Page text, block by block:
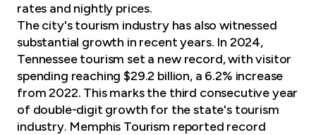
rates and nightly prices.
The city's tourism industry has also witnessed
substantial growth in recent years. In 2024,
Tennessee tourism set a new record, with visitor
spending reaching $29.2 billion, a 6.2% increase
from 2022. This marks the third consecutive year
of double-digit growth for the state's tourism
industry. Memphis Tourism reported record